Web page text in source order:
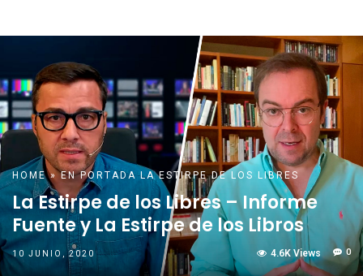
HOME»EN PORTADA LA ESTIRPE DE LOS LIBRES
La Estirpe de los Libres – Informe
Fuente y La Estirpe de los Libros
10 JUNIO, 2020 0
4.6K Views